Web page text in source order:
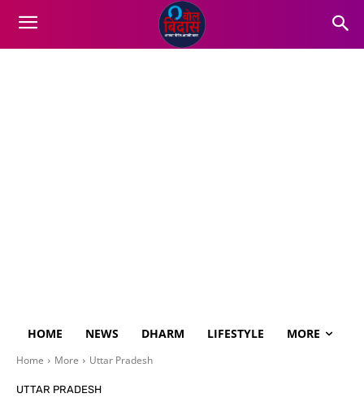
HOME NEWS DHARM LIFESTYLE MORE
Home More Uttar Pradesh
UTTAR PRADESH